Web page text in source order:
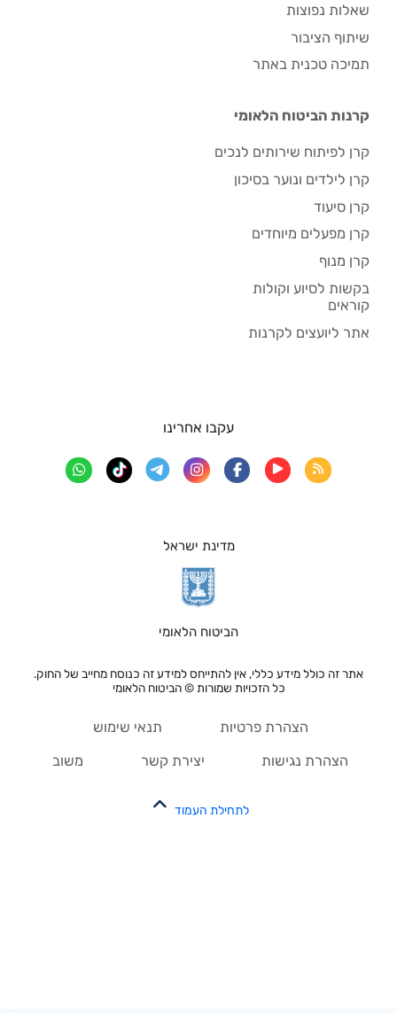
שאלות נפוצות
שיתוף הציבור
תמיכה טכנית באתר
קרנות הביטוח הלאומי
קרן לפיתוח שירותים לנכים
קרן לילדים ונוער בסיכון
קרן סיעוד
קרן מפעלים מיוחדים
קרן מנוף
בקשות לסיוע וקולות
קוראים
אתר ליועצים לקרנות
מדינת ישראל
הביטוח הלאומי
אתר זה כולל מידע כללי, אין להתייחס למידע זה כנוסח מחייב של החוק.
כל הזכויות שמורות © הביטוח הלאומי
עקבו אחרינו
הצהרת פרטיות תנאי שימוש
הצהרת נגישות יצירת קשר משוב
לתחילת העמוד